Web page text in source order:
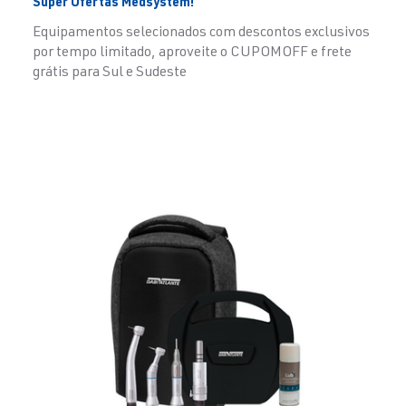
Super Ofertas Medsystem!
Equipamentos selecionados com descontos exclusivos
por tempo limitado, aproveite o CUPOMOFF e frete
grátis para Sul e Sudeste